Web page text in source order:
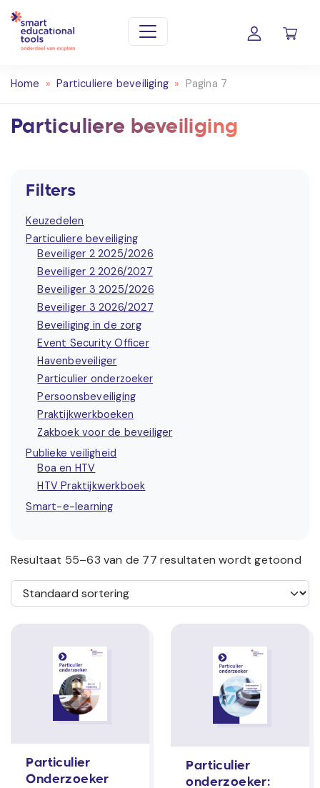
Home » Particuliere beveiliging » Pagina 7
Particuliere beveiliging
Resultaat 55–63 van de 77 resultaten wordt getoond
Particulier
Onderzoeker
Particulier
onderzoeker:
Filters
Keuzedelen
Particuliere beveiliging
Beveiliger 2 2025/2026
Beveiliger 2 2026/2027
Beveiliger 3 2025/2026
Beveiliger 3 2026/2027
Beveiliging in de zorg
Event Security Officer
Havenbeveiliger
Particulier onderzoeker
Persoonsbeveiliging
Praktijkwerkboeken
Zakboek voor de beveiliger
Publieke veiligheid
Boa en HTV
HTV Praktijkwerkboek
Smart-e-learning